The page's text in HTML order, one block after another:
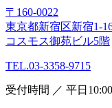
〒160-0022
東京都新宿区新宿1-
コスモス御苑ビル5階
TEL.03-3358-9715
受付時間 ／ 平日